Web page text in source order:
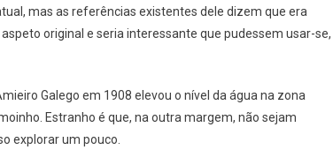
mas as referências existentes dele dizem que era
original e seria interessante que pudessem usar-se,
Galego em 1908 elevou o nível da água na zona
Estranho é que, na outra margem, não sejam
explorar um pouco.